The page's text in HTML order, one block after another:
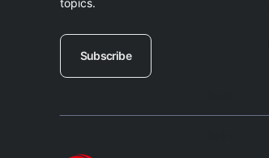
Subscribe